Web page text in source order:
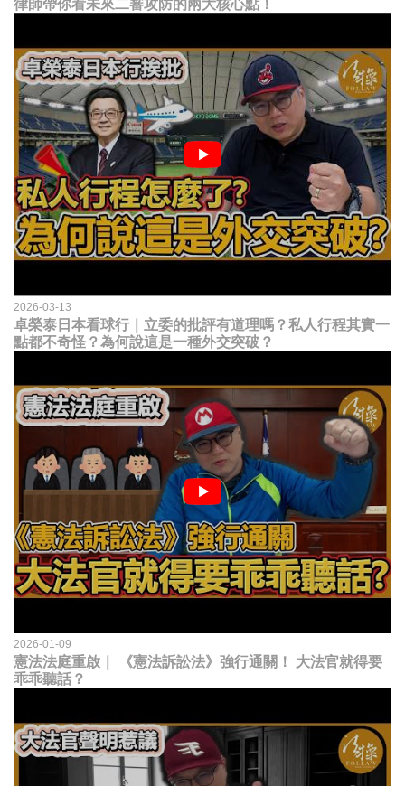
律師帶你看未來二審攻防的兩大核心點！
2026-03-13
卓榮泰日本看球行｜立委的批評有道理嗎？私人行程其實一
點都不奇怪？為何說這是一種外交突破？
2026-01-09
憲法法庭重啟｜ 《憲法訴訟法》強行通關！ 大法官就得要
乖乖聽話？